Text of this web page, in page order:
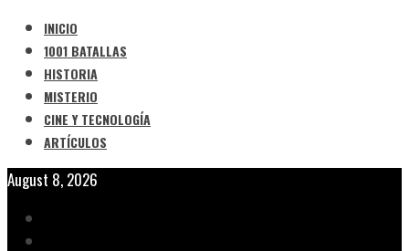
INICIO
1001 BATALLAS
HISTORIA
MISTERIO
CINE Y TECNOLOGÍA
ARTÍCULOS
August 8, 2026